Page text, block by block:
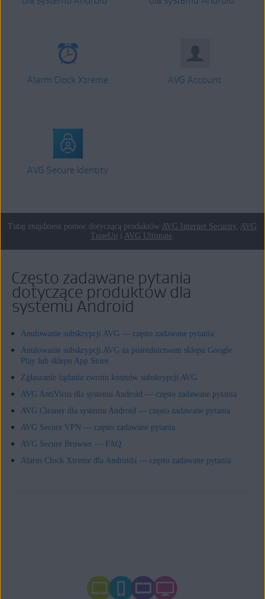
Alarm Clock Xtreme AVG Account
AVG Secure Identity
Tutaj znajdziesz pomoc dotyczącą produktów AVG Internet Security, AVG
TuneUp i AVG Ultimate.
Często zadawane pytania
dotyczące produktów dla
systemu Android
Anulowanie subskrypcji AVG — często zadawane pytania
Anulowanie subskrypcji AVG za pośrednictwem sklepu Google
Play lub sklepu App Store
Zgłaszanie żądania zwrotu kosztów subskrypcji AVG
AVG AntiVirus dla systemu Android — często zadawane pytania
AVG Cleaner dla systemu Android — często zadawane pytania
AVG Secure VPN — często zadawane pytania
AVG Secure Browser — FAQ
Alarm Clock Xtreme dla Androida — często zadawane pytania